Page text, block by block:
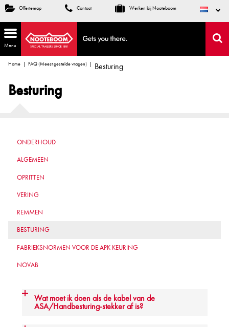
Offertemap Contact Werken bij Nooteboom
Menu
Home FAQ (Meest gestelde vragen) Besturing
Besturing
ONDERHOUD
ALGEMEEN
OPRITTEN
VERING
REMMEN
BESTURING
FABRIEKSNORMEN VOOR DE APK KEURING
NOVAB
Wat moet ik doen als de kabel van de
ASA/Handbesturing-stekker af is?